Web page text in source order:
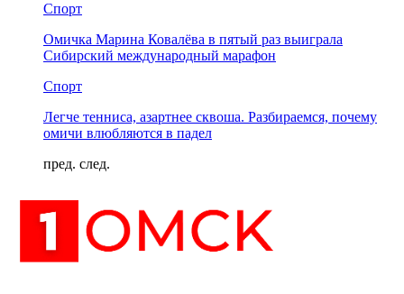
Спорт
Омичка Марина Ковалёва в пятый раз выиграла
Сибирский международный марафон
Спорт
Легче тенниса, азартнее сквоша. Разбираемся, почему
омичи влюбляются в падел
пред. след.